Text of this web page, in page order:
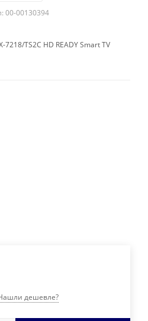
00-00130394
7218/TS2C HD READY Smart TV
дешевле?